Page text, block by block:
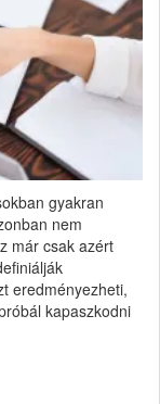
gyakran
nem
már csak azért
eredményezheti,
kapaszkodni